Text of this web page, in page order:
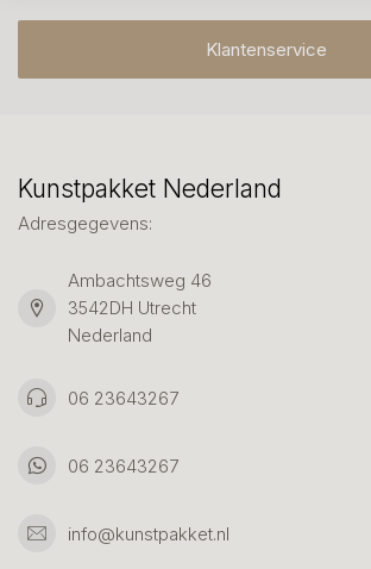
Klantenservice
Kunstpakket Nederland
Adresgegevens:
Ambachtsweg 46
3542DH Utrecht
Nederland
06 23643267
06 23643267
info@kunstpakket.nl